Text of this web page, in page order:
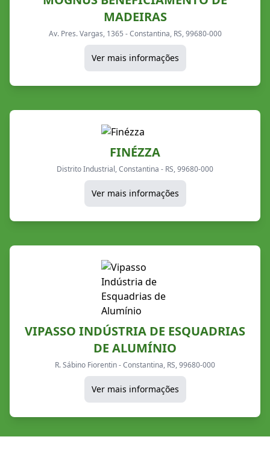
MADEIRAS
Av. Pres. Vargas, 1365 - Constantina, RS, 99680-000
Ver mais informações
FINÉZZA
Distrito Industrial, Constantina - RS, 99680-000
Ver mais informações
VIPASSO INDÚSTRIA DE ESQUADRIAS
DE ALUMÍNIO
R. Sábino Fiorentin - Constantina, RS, 99680-000
Ver mais informações